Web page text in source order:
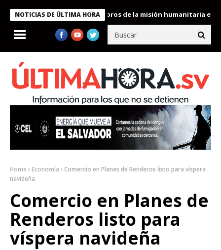
NOTICIAS DE ÚLTIMA HORA
Bukele condecora a miembros de la misión humanitaria enviada
Home Economía
Comercio en Planes de Renderos listo para víspera
navideña
Comercio en Planes de
Renderos listo para
víspera navideña